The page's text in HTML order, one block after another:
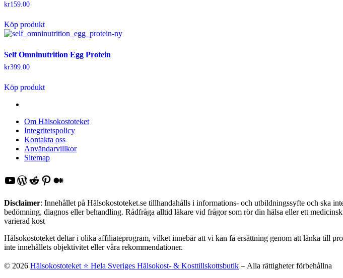
kr159.00
Köp produkt
Self Omninutrition Egg Protein
kr399.00
Köp produkt
Om Hälsokostoteket
Integritetspolicy
Kontakta oss
Användarvillkor
Sitemap
YouTube
WordPress
Reddit
Pinterest
Medium
Disclaimer: Innehållet på Hälsokostoteket.se tillhandahålls i informations- och utbildningssyfte och ska
bedömning, diagnos eller behandling. Rådfråga alltid läkare vid frågor som rör din hälsa eller ett
varierad kost
Hälsokostoteket deltar i olika affiliateprogram, vilket innebär att vi kan få ersättning genom att länka till
inte innehållets objektivitet eller våra rekommendationer.
© 2026 Hälsokostoteket ⭐️ Hela Sveriges Hälsokost- & Kosttillskottsbutik – Alla rättigheter förbehållna